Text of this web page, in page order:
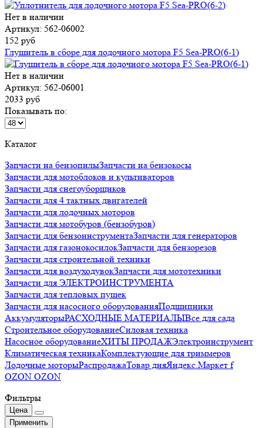
Нет в наличии
Артикул: 562-06002
152 руб
Глушитель в сборе для лодочного мотора F5 Sea-PRO(6-1)
Нет в наличии
Артикул: 562-06001
2033 руб
Показывать по:
Каталог
Запчасти на бензопилыЗапчасти на бензокосы
Запчасти для мотоблоков и культиваторов
Запчасти для снегоуборщиков
Запчасти для 4 тактных двигателей
Запчасти для лодочных моторов
Запчасти для мотобуров (бензобуров)
Запчасти для бензоинструментаЗапчасти для генераторов
Запчасти для газонокосилокЗапчасти для бензорезов
Запчасти для строительной техники
Запчасти для воздуходувокЗапчасти для мототехники
Запчасти для ЭЛЕКТРОИНСТРУМЕНТА
Запчасти для тепловых пушек
Запчасти для насосного оборудованияПодшипники
АккумуляторыРАСХОДНЫЕ МАТЕРИАЛЫВсе для сада
Строительное оборудованиеСиловая техника
Насосное оборудованиеХИТЫ ПРОДАЖЭлектроинструмент
Климатическая техникаКомплектующие для триммеров
Лодочные моторыРаспродажаТовар дняЯндекс.Маркет f
OZON OZON
Фильтры
Цена
Применить